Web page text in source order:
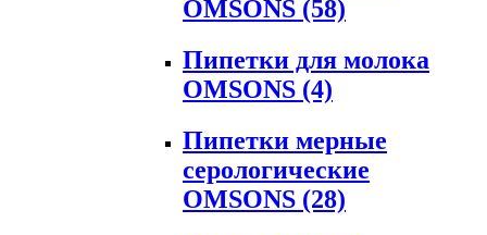
OMSONS (58)
Пипетки для молока
OMSONS (4)
Пипетки мерные
серологические
OMSONS (28)